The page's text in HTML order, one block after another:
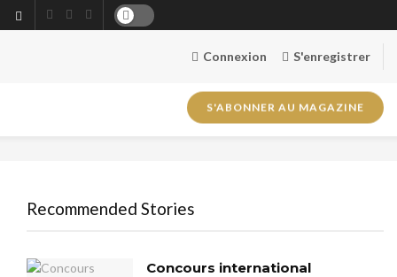
Connexion S'enregistrer
S'ABONNER AU MAGAZINE
Recommended Stories
Concours international